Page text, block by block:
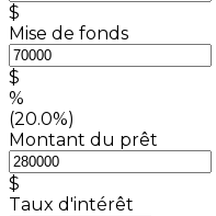
$
Mise de fonds
$
%
(20.0%)
Montant du prêt
$
Taux d'intérêt